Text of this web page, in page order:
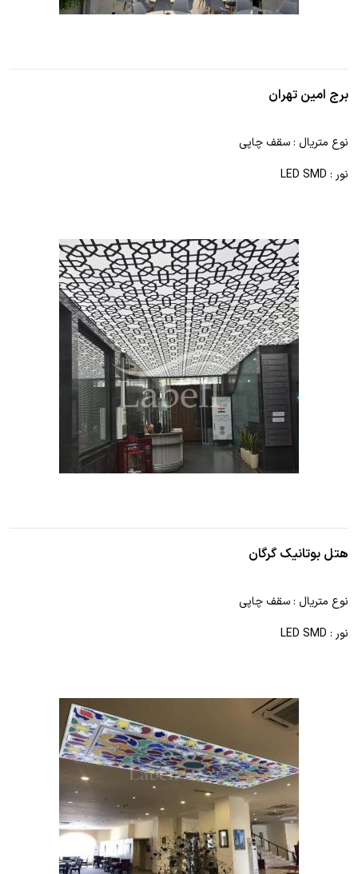
برج امین تهران
نوع متریال : سقف چاپی
نور : LED SMD
هتل بوتانیک گرگان
نوع متریال : سقف چاپی
نور : LED SMD